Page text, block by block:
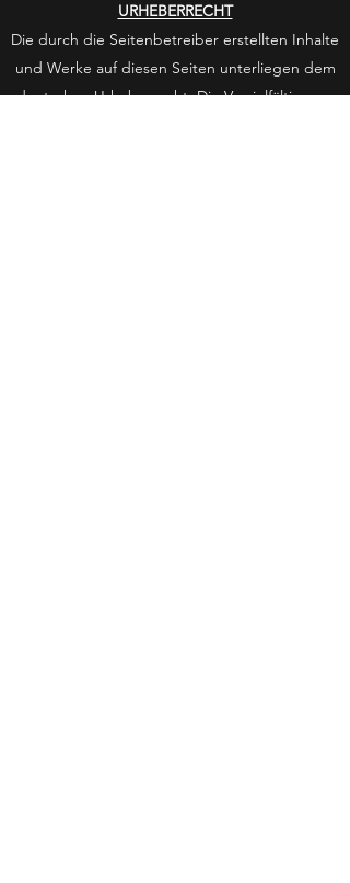
URHEBERRECHT
Die durch die Seitenbetreiber erstellten Inhalte
und Werke auf diesen Seiten unterliegen dem
deutschen Urheberrecht. Die Vervielfältigung,